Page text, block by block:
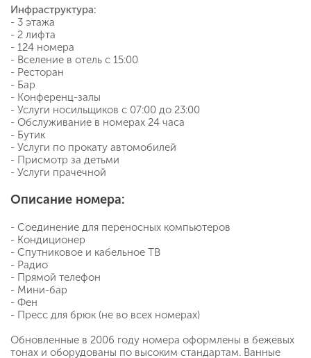
Инфраструктура:
- 3 этажа
- 2 лифта
- 124 номера
- Вселение в отель с 15:00
- Ресторан
- Бар
- Конференц-залы
- Услуги носильщиков с 07:00 до 23:00
- Обслуживание в номерах 24 часа
- Бутик
- Услуги по прокату автомобилей
- Присмотр за детьми
- Услуги прачечной
Описание номера:
- Соединение для переносных компьютеров
- Кондиционер
- Спутниковое и кабельное ТВ
- Радио
- Прямой телефон
- Мини-бар
- Фен
- Пресс для брюк (не во всех номерах)
Обновленные в 2006 году номера оформлены в бежевых
тонах и оборудованы по высоким стандартам. Ванные